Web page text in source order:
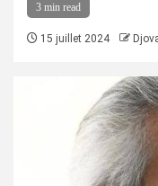
3 min read
15 juillet 2024